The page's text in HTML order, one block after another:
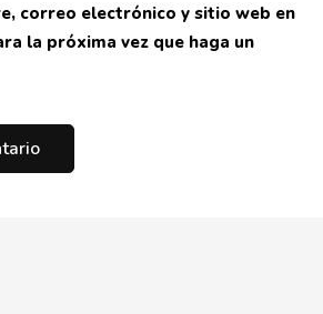
correo electrónico y sitio web en
la próxima vez que haga un